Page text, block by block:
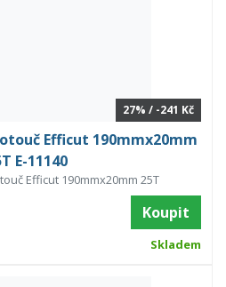
27% / -241 Kč
Efficut 190mmx20mm
E-11140
Efficut 190mmx20mm 25T
Koupit
Skladem